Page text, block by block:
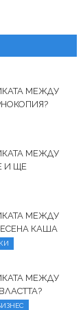
МЕЖДУ
МЕЖДУ
И ЩЕ
МЕЖДУ
КАША
МЕЖДУ